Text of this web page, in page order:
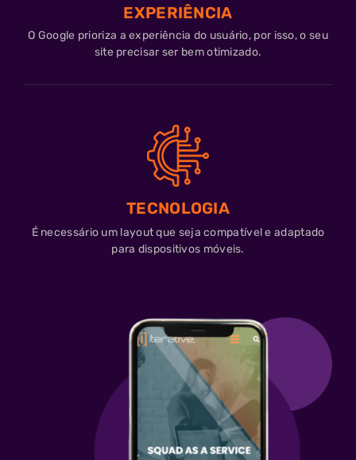
EXPERIÊNCIA
O Google prioriza a experiência do usuário, por isso, o seu
site precisar ser bem otimizado.
TECNOLOGIA
É necessário um layout que seja compatível e adaptado
para dispositivos móveis.